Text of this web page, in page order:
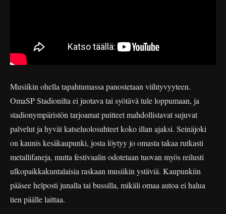
Musiikin ohella tapahtumassa panostetaan viihtyvyyteen.
OmaSP Stadionilta ei juotava tai syötävä tule loppumaan, ja
stadionympäristön tarjoamat puitteet mahdollistavat sujuvat
palvelut ja hyvät katseluolosuhteet koko illan ajaksi. Seinäjoki
on kaunis kesäkaupunki, josta löytyy jo omasta takaa rutkasti
metallifaneja, mutta festivaalin odotetaan tuovan myös reilusti
ulkopaikkakuntalaisia raskaan musiikin ystäviä. Kaupunkiin
pääsee helposti junalla tai bussilla, mikäli omaa autoa ei halua
tien päälle laittaa.